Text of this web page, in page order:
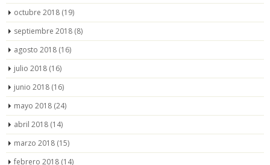
octubre 2018 (19)
septiembre 2018 (8)
agosto 2018 (16)
julio 2018 (16)
junio 2018 (16)
mayo 2018 (24)
abril 2018 (14)
marzo 2018 (15)
febrero 2018 (14)